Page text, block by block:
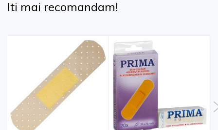
Iti mai recomandam!